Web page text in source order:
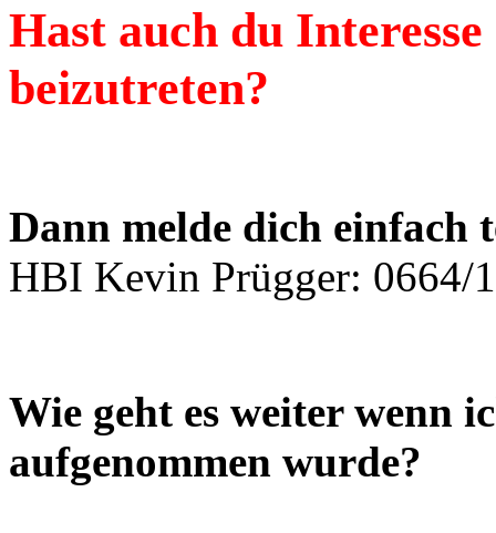
Hast auch du
beizutreten?
Dann melde dich einfach
HBI Kevin Prügger: 0664/
Wie geht es weiter wenn
aufgenommen wurde?